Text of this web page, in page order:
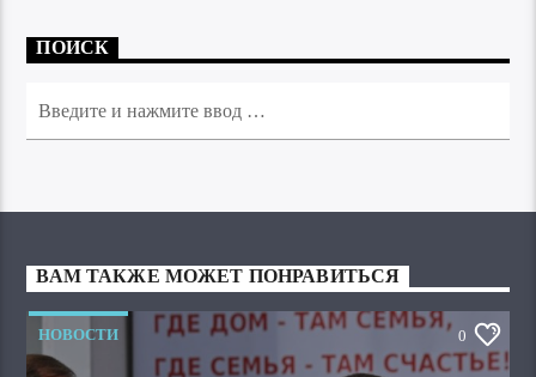
ПОИСК
ВАМ ТАКЖЕ МОЖЕТ ПОНРАВИТЬСЯ
НОВОСТИ 0